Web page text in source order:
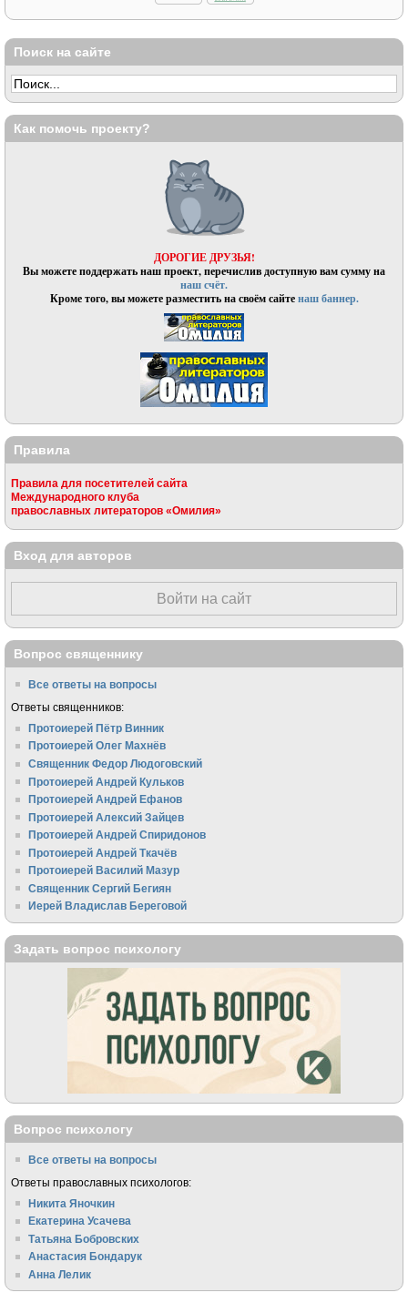
Поиск на сайте
Как помочь проекту?
ДОРОГИЕ ДРУЗЬЯ!
Вы можете поддержать наш проект, перечислив доступную вам сумму на
наш счёт.
Кроме того, вы можете разместить на своём сайтенаш баннер.
Правила
Правила для посетителей сайта
Международного клуба
православных литераторов «Омилия»
Вход для авторов
Войти на сайт
Вопрос священнику
Все ответы на вопросы
Ответы священников:
Протоиерей Пётр Винник
Протоиерей Олег Махнёв
Священник Федор Людоговский
Протоиерей Андрей Кульков
Протоиерей Андрей Ефанов
Протоиерей Алексий Зайцев
Протоиерей Андрей Спиридонов
Протоиерей Андрей Ткачёв
Протоиерей Василий Мазур
Священник Сергий Бегиян
Иерей Владислав Береговой
Задать вопрос психологу
Вопрос психологу
Все ответы на вопросы
Ответы православных психологов:
Никита Яночкин
Екатерина Усачева
Татьяна Бобровских
Анастасия Бондарук
Анна Лелик